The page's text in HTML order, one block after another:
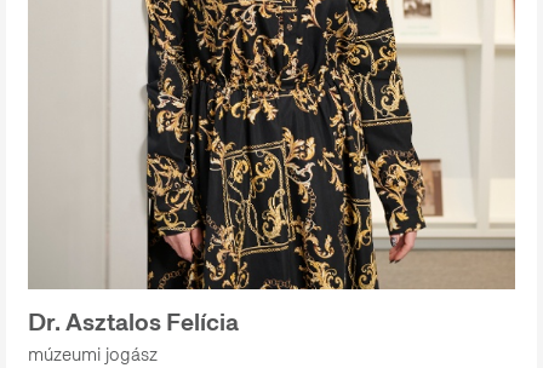
Dr. Asztalos Felícia
múzeumi jogász